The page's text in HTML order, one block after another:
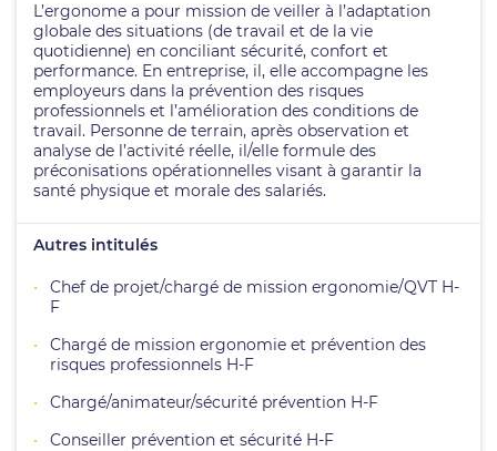
L’ergonome a pour mission de veiller à l’adaptation
globale des situations (de travail et de la vie
quotidienne) en conciliant sécurité, confort et
performance. En entreprise, il, elle accompagne les
employeurs dans la prévention des risques
professionnels et l’amélioration des conditions de
travail. Personne de terrain, après observation et
analyse de l’activité réelle, il/elle formule des
préconisations opérationnelles visant à garantir la
santé physique et morale des salariés.
Autres intitulés
Chef de projet/chargé de mission ergonomie/QVT H-
F
Chargé de mission ergonomie et prévention des
risques professionnels H-F
Chargé/animateur/sécurité prévention H-F
Conseiller prévention et sécurité H-F